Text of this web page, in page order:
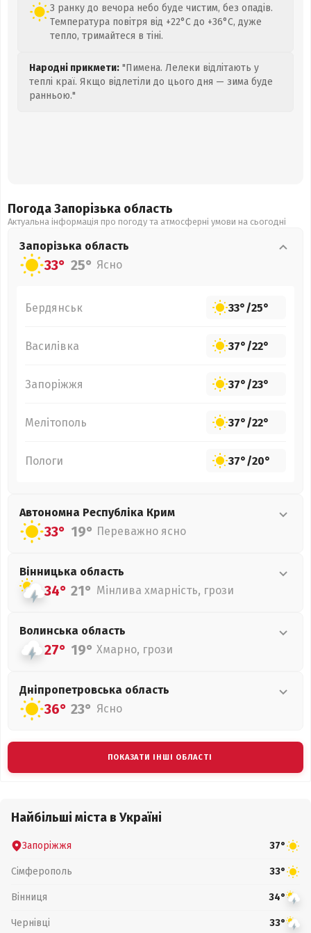
З ранку до вечора небо буде чистим, без опадів.
Температура повітря від +22°C до +36°C, дуже
тепло, тримайтеся в тіні.
Народні прикмети: "Пимена. Лелеки відлітають у
теплі краї. Якщо відлетіли до цього дня — зима буде
ранньою."
Погода Запорізька область
Актуальна інформація про погоду та атмосферні умови на сьогодні
Запорізька область
33° 25° Ясно
Бердянськ 33°/25°
Василівка 37°/22°
Запоріжжя 37°/23°
Мелітополь 37°/22°
Пологи 37°/20°
Автономна Республіка Крим
33° 19° Переважно ясно
Вінницька область
34° 21° Мінлива хмарність, грози
Волинська область
27° 19° Хмарно, грози
Дніпропетровська область
36° 23° Ясно
ПОКАЗАТИ ІНШІ ОБЛАСТІ
Найбільші міста в Україні
Запоріжжя 37°
Сімферополь 33°
Вінниця 34°
Чернівці 33°